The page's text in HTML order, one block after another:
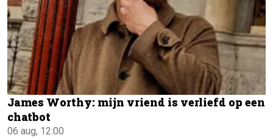
James Worthy: mijn vriend is verliefd op een
chatbot
06 aug, 12:00